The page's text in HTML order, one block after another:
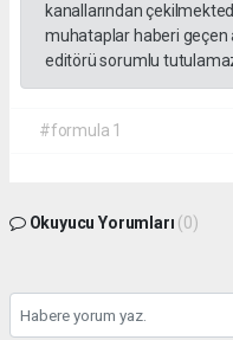
kanallarından
muhataplar haberi geçen
editörü sorumlu
#formula 1
Okuyucu Yorumları (0)